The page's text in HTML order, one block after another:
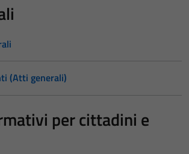
(Atti generali)
per cittadini e